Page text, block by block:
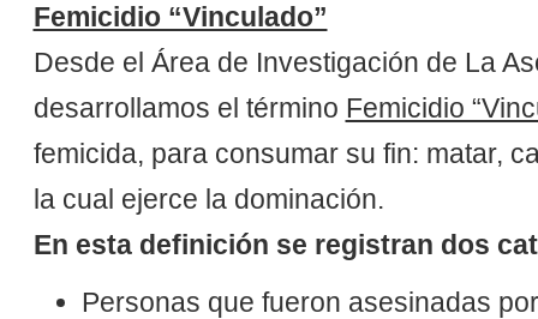
Femicidio “Vinculado”
Desde el Área de Investigación de La
desarrollamos el término Femicidio
femicida, para consumar su fin: matar,
la cual ejerce la dominación.
En esta definición se registran dos
Personas que fueron asesinadas